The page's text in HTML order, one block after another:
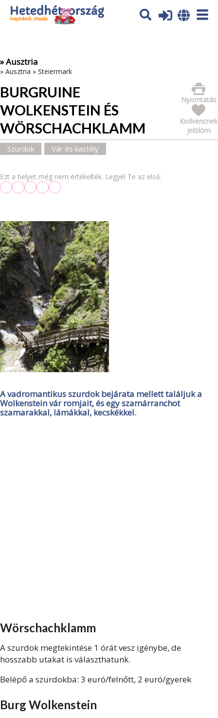
Az oldal sütiket (cookies) használ. További tájékoztatás itt:
Adatvédelmi tájékoztató
» Ausztria
» Ausztria » Steiermark
BURGRUINE
WOLKENSTEIN ÉS
WÖRSCHACHKLAMM
Nyomtatás
Kedvencnek
jelölöm
Szurdok Vár és kastély
Ezt a helyet még nem értékelték. Legyél Te az első:
A vadromantikus szurdok bejárata mellett találjuk a
Wolkenstein vár romjait, és egy szamárranchot
szamarakkal, lámákkal, kecskékkel.
Wörschachklamm
A szurdok megtekintése 1 órát vesz igénybe, de
hosszabb utakat is választhatunk.
Belépő a szurdokba: 3 euró/felnőtt, 2 euró/gyerek
Burg Wolkenstein